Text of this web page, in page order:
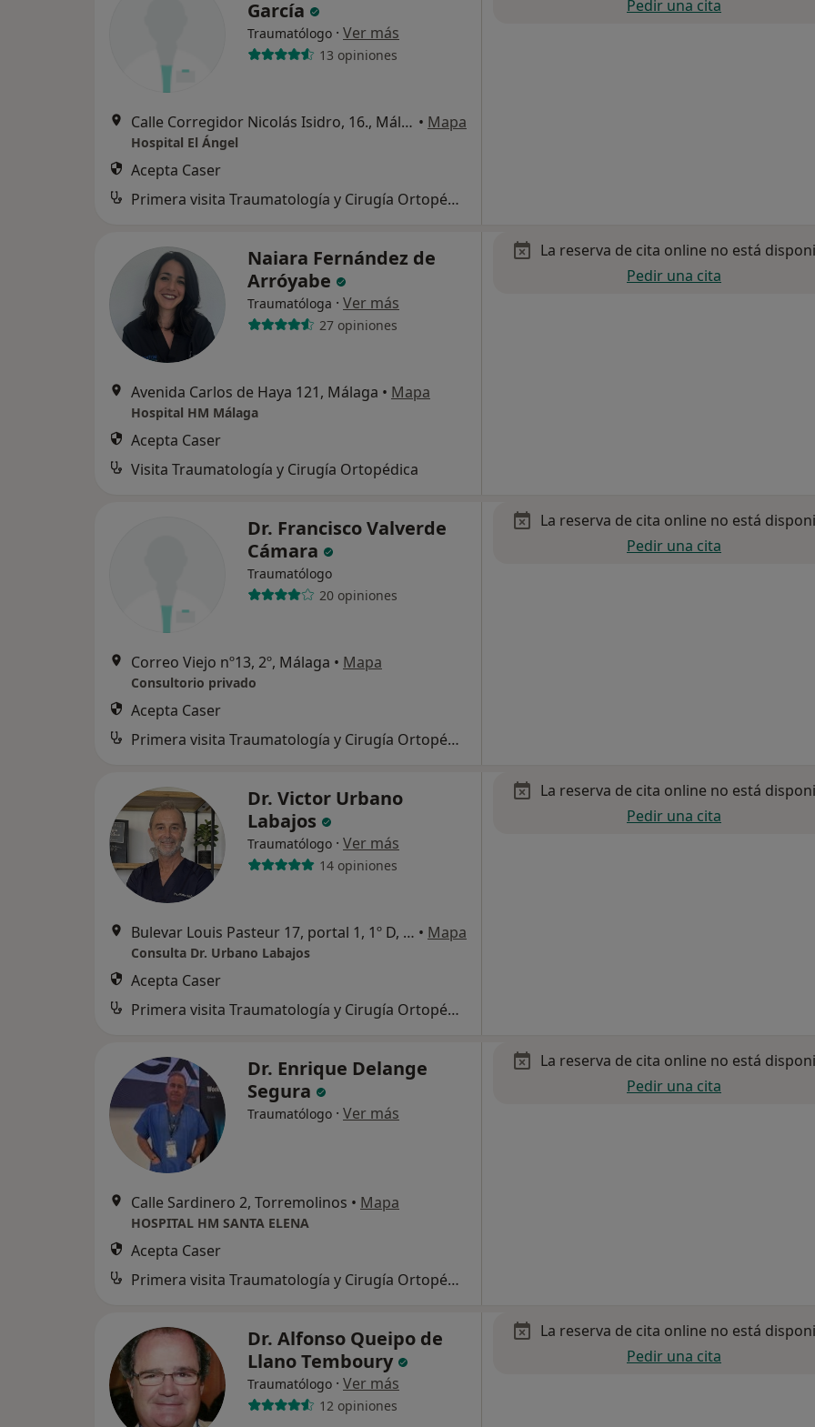
García
Traumatólogo · Ver más
13 opiniones
Calle Corregidor Nicolás Isidro, 16., Málaga • Mapa
Hospital El Ángel
Acepta Caser
Primera visita Traumatología y Cirugía Ortopédica
Pedir una cita
Naiara Fernández de
Arróyabe
Traumatóloga · Ver más
27 opiniones
Avenida Carlos de Haya 121, Málaga • Mapa
Hospital HM Málaga
Acepta Caser
Visita Traumatología y Cirugía Ortopédica
La reserva de cita online no está
Pedir una cita
Dr. Francisco Valverde
Cámara
Traumatólogo
20 opiniones
Correo Viejo nº13, 2º, Málaga • Mapa
Consultorio privado
Acepta Caser
Primera visita Traumatología y Cirugía Ortopédica
La reserva de cita online no está
Pedir una cita
Dr. Victor Urbano
Labajos
Traumatólogo · Ver más
14 opiniones
Bulevar Louis Pasteur 17, portal 1, 1º D, Málaga • Mapa
Consulta Dr. Urbano Labajos
Acepta Caser
Primera visita Traumatología y Cirugía Ortopédica
La reserva de cita online no está
Pedir una cita
Dr. Enrique Delange
Segura
Traumatólogo · Ver más
Calle Sardinero 2, Torremolinos • Mapa
HOSPITAL HM SANTA ELENA
Acepta Caser
Primera visita Traumatología y Cirugía Ortopédica
La reserva de cita online no está
Pedir una cita
Dr. Alfonso Queipo de
Llano Temboury
Traumatólogo · Ver más
12 opiniones
La reserva de cita online no está
Pedir una cita